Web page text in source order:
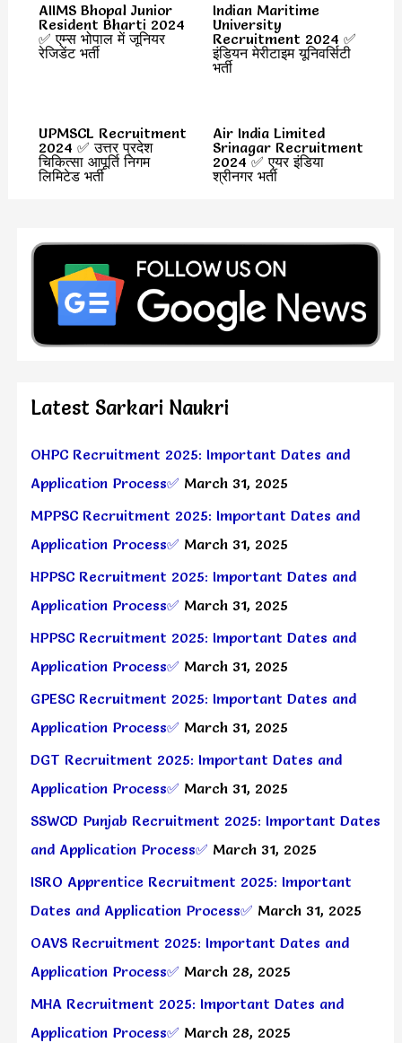
AIIMS Bhopal Junior
Resident Bharti 2024
✅ एम्स भोपाल में जूनियर
रेजिडेंट भर्ती
Indian Maritime
University
Recruitment 2024 ✅
इंडियन मेरीटाइम यूनिवर्सिटी
भर्ती
UPMSCL Recruitment
2024 ✅ उत्तर प्रदेश
चिकित्सा आपूर्ति निगम
लिमिटेड भर्ती
Air India Limited
Srinagar Recruitment
2024 ✅ एयर इंडिया
श्रीनगर भर्ती
Latest Sarkari Naukri
OHPC Recruitment 2025: Important Dates and
Application Process✅ March 31, 2025
MPPSC Recruitment 2025: Important Dates and
Application Process✅ March 31, 2025
HPPSC Recruitment 2025: Important Dates and
Application Process✅ March 31, 2025
HPPSC Recruitment 2025: Important Dates and
Application Process✅ March 31, 2025
GPESC Recruitment 2025: Important Dates and
Application Process✅ March 31, 2025
DGT Recruitment 2025: Important Dates and
Application Process✅ March 31, 2025
SSWCD Punjab Recruitment 2025: Important Dates
and Application Process✅ March 31, 2025
ISRO Apprentice Recruitment 2025: Important
Dates and Application Process✅ March 31, 2025
OAVS Recruitment 2025: Important Dates and
Application Process✅ March 28, 2025
MHA Recruitment 2025: Important Dates and
Application Process✅ March 28, 2025